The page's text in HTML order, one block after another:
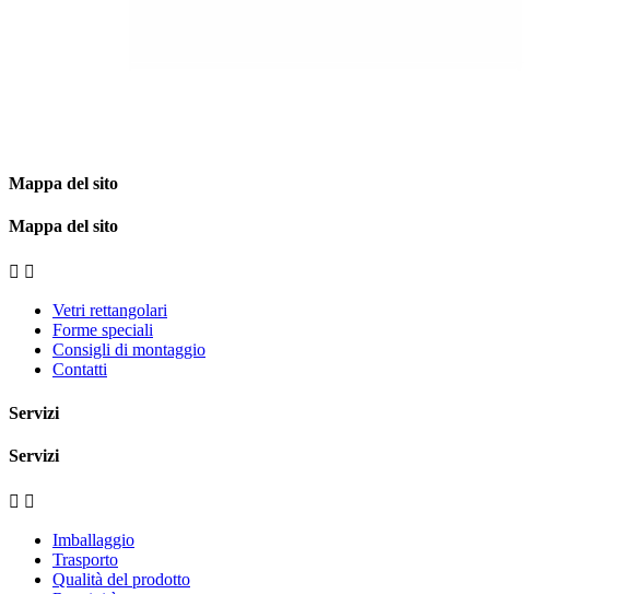
Mappa del sito
Mappa del sito
 
Vetri rettangolari
Forme speciali
Consigli di montaggio
Contatti
Servizi
Servizi
 
Imballaggio
Trasporto
Qualità del prodotto